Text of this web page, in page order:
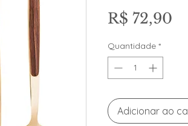
R$ 72,90
Quantidade *
Adicionar ao